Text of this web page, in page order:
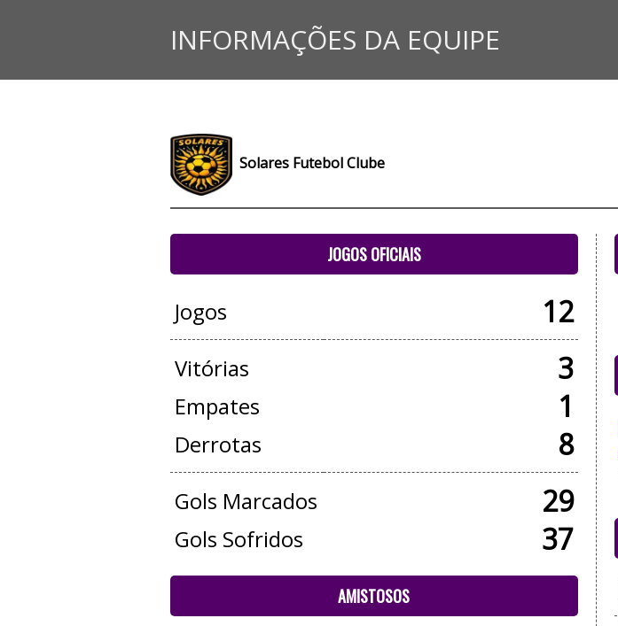
INFORMAÇÕES DA EQUIPE
Solares Futebol Clube
JOGOS OFICIAIS
Jogos 12
Vitórias 3
Empates 1
Derrotas 8
Gols Marcados 29
Gols Sofridos 37
AMISTOSOS